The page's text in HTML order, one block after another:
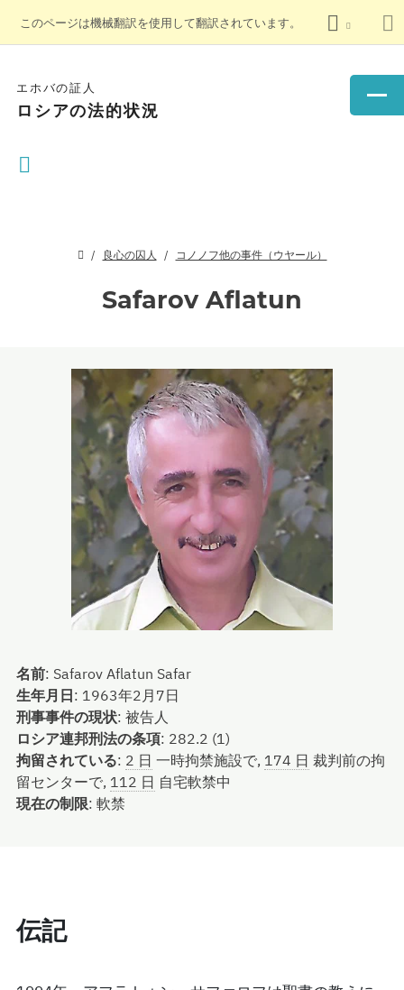
このページは機械翻訳を使用して翻訳されています。
エホバの証人
ロシアの法的状況
良心の囚人 コノノフ他の事件（ウヤール）
Safarov Aflatun
名前: Safarov Aflatun Safar
生年月日: 1963年2月7日
刑事事件の現状: 被告人
ロシア連邦刑法の条項: 282.2 (1)
拘留されている: 2 日 一時拘禁施設で, 174 日 裁判前の拘
留センターで, 112 日 自宅軟禁中
現在の制限: 軟禁
伝記